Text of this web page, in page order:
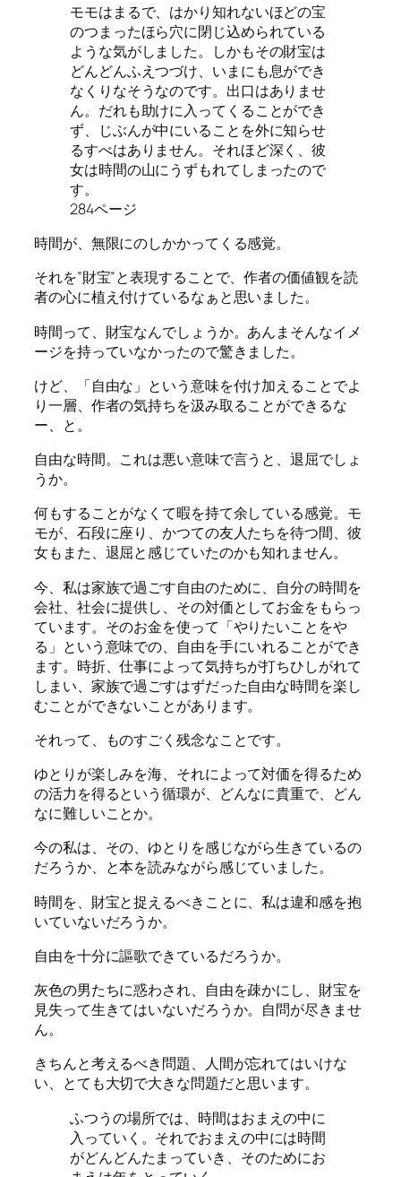
モモはまるで、はかり知れないほどの宝
のつまったほら穴に閉じ込められている
ような気がしました。しかもその財宝は
どんどんふえつづけ、いまにも息ができ
なくりなそうなのです。出口はありませ
ん。だれも助けに入ってくることができ
ず、じぶんが中にいることを外に知らせ
るすべはありません。それほど深く、彼
女は時間の山にうずもれてしまったので
す。
284ページ
時間が、無限にのしかかってくる感覚。
それを”財宝”と表現することで、作者の価値観を読
者の心に植え付けているなぁと思いました。
時間って、財宝なんでしょうか。あんまそんなイメ
ージを持っていなかったので驚きました。
けど、「自由な」という意味を付け加えることでよ
り一層、作者の気持ちを汲み取ることができるな
ー、と。
自由な時間。これは悪い意味で言うと、退屈でしょ
うか。
何もすることがなくて暇を持て余している感覚。モ
モが、石段に座り、かつての友人たちを待つ間、彼
女もまた、退屈と感じていたのかも知れません。
今、私は家族で過ごす自由のために、自分の時間を
会社、社会に提供し、その対価としてお金をもらっ
ています。そのお金を使って「やりたいことをや
る」という意味での、自由を手にいれることができ
ます。時折、仕事によって気持ちが打ちひしがれて
しまい、家族で過ごすはずだった自由な時間を楽し
むことができないことがあります。
それって、ものすごく残念なことです。
ゆとりが楽しみを海、それによって対価を得るため
の活力を得るという循環が、どんなに貴重で、どん
なに難しいことか。
今の私は、その、ゆとりを感じながら生きているの
だろうか、と本を読みながら感じていました。
時間を、財宝と捉えるべきことに、私は違和感を抱
いていないだろうか。
自由を十分に謳歌できているだろうか。
灰色の男たちに惑わされ、自由を疎かにし、財宝を
見失って生きてはいないだろうか。自問が尽きませ
ん。
きちんと考えるべき問題、人間が忘れてはいけな
い、とても大切で大きな問題だと思います。
ふつうの場所では、時間はおまえの中に
入っていく。それでおまえの中には時間
がどんどんたまっていき、そのためにお